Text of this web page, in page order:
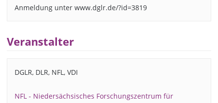
Anmeldung unter www.dglr.de/?id=3819
Veranstalter
DGLR, DLR, NFL, VDI
NFL - Niedersächsisches Forschungszentrum für